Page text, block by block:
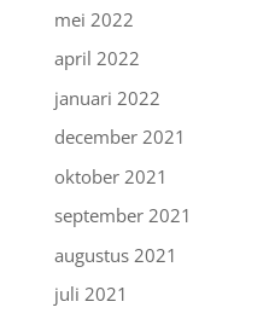
mei 2022
april 2022
januari 2022
december 2021
oktober 2021
september 2021
augustus 2021
juli 2021